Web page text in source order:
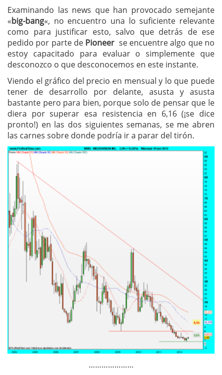
Examinando las news que han provocado semejante
«big-bang«, no encuentro una lo suficiente relevante
como para justificar esto, salvo que detrás de ese
pedido por parte de Pioneer se encuentre algo que no
estoy capacitado para evaluar o simplemente que
desconozco o que desconocemos en este instante.
Viendo el gráfico del precio en mensual y lo que puede
tener de desarrollo por delante, asusta y asusta
bastante pero para bien, porque solo de pensar que le
diera por superar esa resistencia en 6,16 (¡se dice
pronto!) en las dos siguientes semanas, se me abren
las carnes sobre donde podría ir a parar del tirón.
…………………